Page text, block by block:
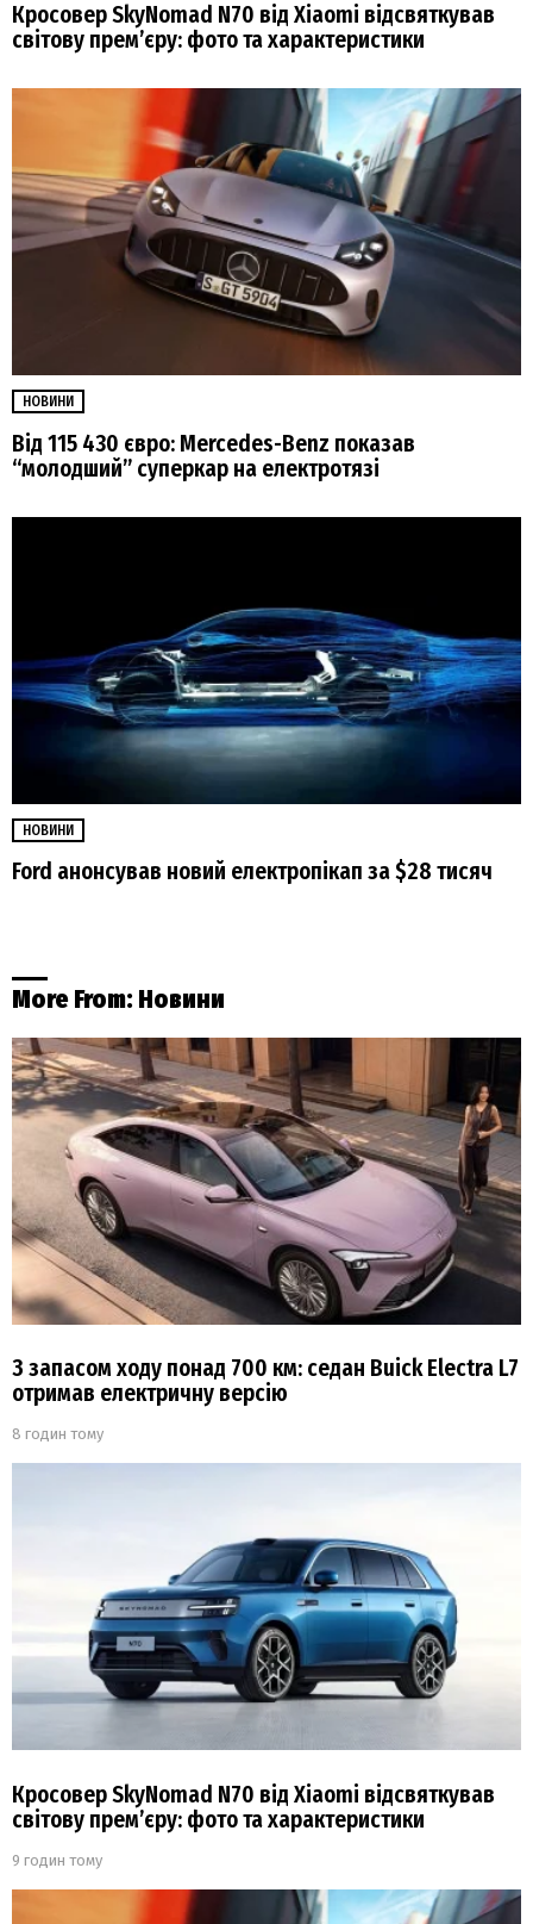
Кросовер SkyNomad N70 від Xiaomi відсвяткував
світову прем’єру: фото та характеристики
НОВИНИ
Від 115 430 євро: Mercedes-Benz показав
“молодший” суперкар на електротязі
НОВИНИ
Ford анонсував новий електропікап за $28 тисяч
More From: Новини
З запасом ходу понад 700 км: седан Buick Electra L7
отримав електричну версію
8 годин тому
Кросовер SkyNomad N70 від Xiaomi відсвяткував
світову прем’єру: фото та характеристики
9 годин тому